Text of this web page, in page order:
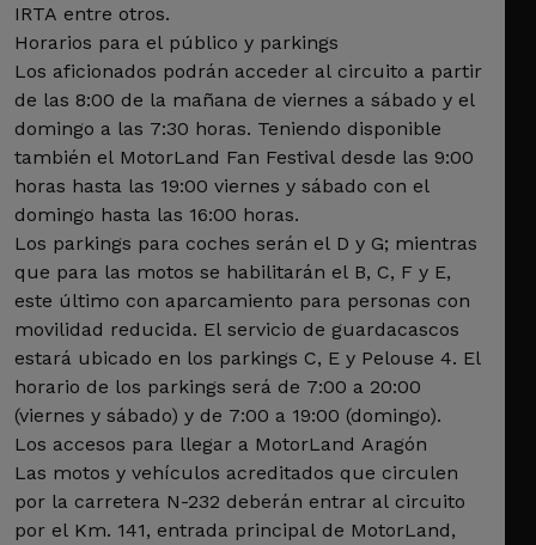
IRTA entre otros.
Horarios para el público y parkings
Los aficionados podrán acceder al circuito a partir
de las 8:00 de la mañana de viernes a sábado y el
domingo a las 7:30 horas. Teniendo disponible
también el MotorLand Fan Festival desde las 9:00
horas hasta las 19:00 viernes y sábado con el
domingo hasta las 16:00 horas.
Los parkings para coches serán el D y G; mientras
que para las motos se habilitarán el B, C, F y E,
este último con aparcamiento para personas con
movilidad reducida. El servicio de guardacascos
estará ubicado en los parkings C, E y Pelouse 4. El
horario de los parkings será de 7:00 a 20:00
(viernes y sábado) y de 7:00 a 19:00 (domingo).
Los accesos para llegar a MotorLand Aragón
Las motos y vehículos acreditados que circulen
por la carretera N-232 deberán entrar al circuito
por el Km. 141, entrada principal de MotorLand,